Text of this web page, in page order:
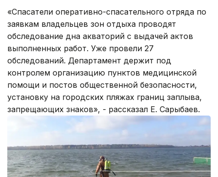
«Спасатели оперативно-спасательного отряда по
заявкам владельцев зон отдыха проводят
обследование дна акваторий с выдачей актов
выполненных работ. Уже провели 27
обследований. Департамент держит под
контролем организацию пунктов медицинской
помощи и постов общественной безопасности,
установку на городских пляжах границ заплыва,
запрещающих знаков», - рассказал Е. Сарыбаев.